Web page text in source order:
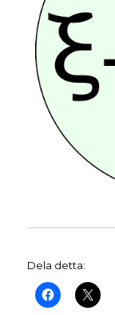
Dela detta: